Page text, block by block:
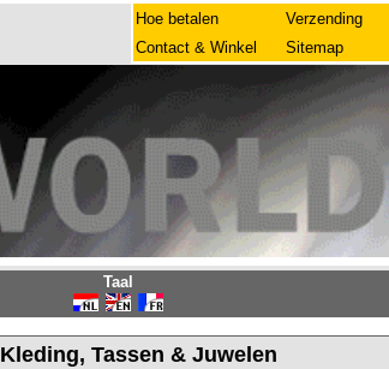
Hoe betalen
Contact & Winkel
Verzending
Sitemap
Taal
Kleding, Tassen & Juwelen